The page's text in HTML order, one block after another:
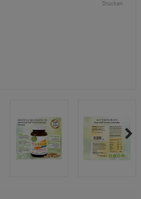
Drucken